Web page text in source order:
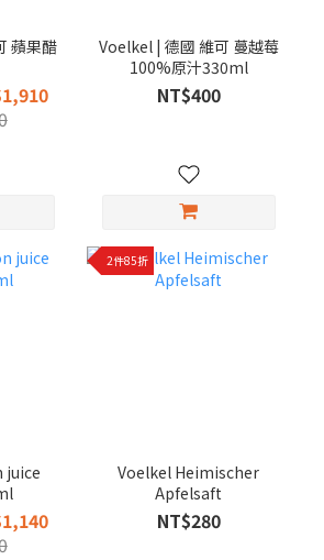
蘋果醋
Voelkel | 德國 維可 蔓越莓
100%原汁330ml
NT$400
juice
2件85折
Voelkel Heimischer
Apfelsaft
NT$280